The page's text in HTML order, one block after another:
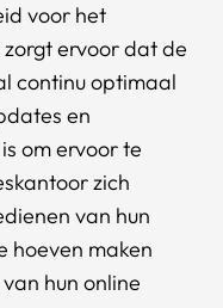
voor het
zorgt ervoor dat de
continu optimaal
en
om ervoor te
zich
van hun
hoeven maken
hun online